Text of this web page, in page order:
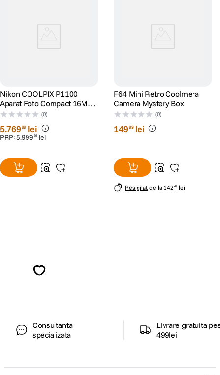
Nikon COOLPIX P1100
Aparat Foto Compact 16MP
Ultra Zoom 125x Negru
(0)
5.76999 lei
PRP:5.999 99 lei
F64 Mini Retro Coolmera
Camera Mystery Box
(0)
14999 lei
Resigilat de la 142 49 lei
Consultanta
specializata
Livrare gratuita
499lei